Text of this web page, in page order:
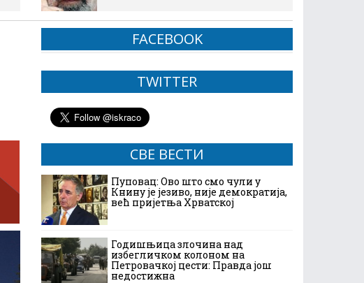
FACEBOOK
TWITTER
СВЕ ВЕСТИ
Пуповац: Ово што смо чули у
Книну је језиво, није демократија,
већ пријетња Хрватској
Годишњица злочина над
избегличком колоном на
Петровачкој цести: Правда још
недостижна